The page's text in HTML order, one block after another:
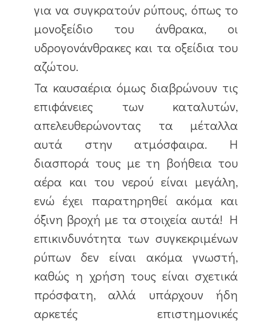
για να συγκρατούν ρύπους, όπως το
μονοξείδιο του άνθρακα, οι
υδρογονάνθρακες και τα οξείδια του
αζώτου.
Τα καυσαέρια όμως διαβρώνουν τις
επιφάνειες των καταλυτών,
απελευθερώνοντας τα μέταλλα
αυτά στην ατμόσφαιρα. Η
διασπορά τους με τη βοήθεια του
αέρα και του νερού είναι μεγάλη,
ενώ έχει παρατηρηθεί ακόμα και
όξινη βροχή με τα στοιχεία αυτά! Η
επικινδυνότητα των συγκεκριμένων
ρύπων δεν είναι ακόμα γνωστή,
καθώς η χρήση τους είναι σχετικά
πρόσφατη, αλλά υπάρχουν ήδη
αρκετές επιστημονικές